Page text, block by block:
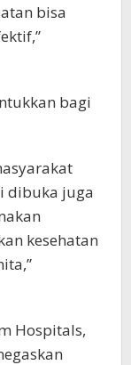
bisa
bagi
dibuka juga
kesehatan
Hospitals,